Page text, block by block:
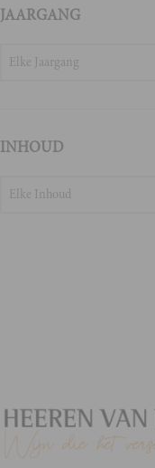
JAARGANG
Elke Jaargang
INHOUD
Elke Inhoud